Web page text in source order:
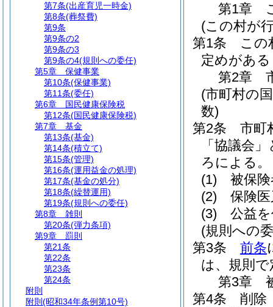
第1章
(この村が
第1条
この
定めがあ
第2章
(市町村の
数)
第2条
市町
「協議会
ろによる。
(1)
被保
(2)
保険
(3)
公益
(規則への
第3条
前条
は、規則
第3章
第4条
削除
第7条(出産育児一時金)
第8条(葬祭費)
第9条
第9条の2
第9条の3
第9条の4(規則への委任)
第5章
保健事業
第10条(保健事業)
第11条(委任)
第6章
国民健康保険税
第12条(国民健康保険税)
第7章
基金
第13条(基金)
第14条(積立て)
第15条(管理)
第16条(運用益金の処理)
第17条(基金の処分)
第18条(繰替運用)
第19条(規則への委任)
第8章
雑則
第20条(弾力条項)
第9章
罰則
第21条
第22条
第23条
第24条
附則
附則 (昭和34年条例第10号)